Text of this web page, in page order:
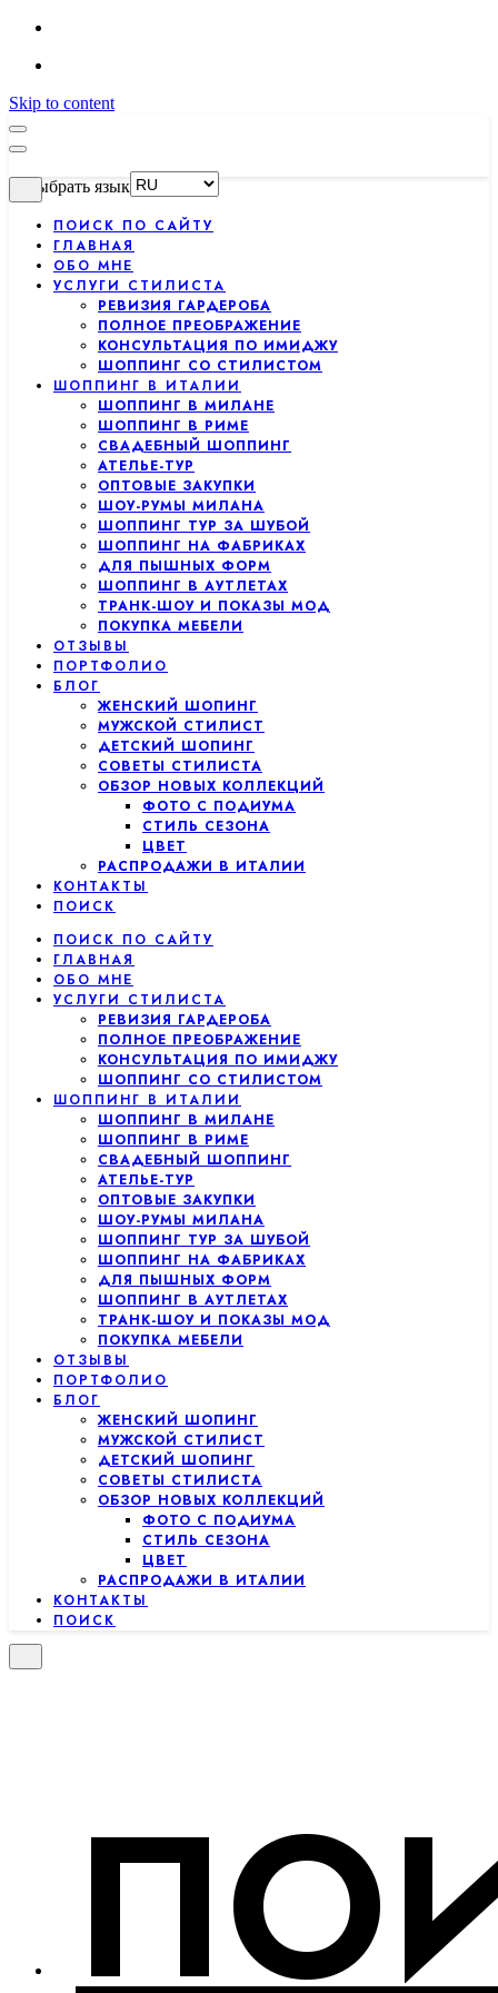
Skip to content
Выбрать язык
ПОИСК ПО САЙТУ
ГЛАВНАЯ
ОБО МНЕ
УСЛУГИ СТИЛИСТА
РЕВИЗИЯ ГАРДЕРОБА
ПОЛНОЕ ПРЕОБРАЖЕНИЕ
КОНСУЛЬТАЦИЯ ПО ИМИДЖУ
ШОППИНГ СО СТИЛИСТОМ
ШОППИНГ В ИТАЛИИ
ШОППИНГ В МИЛАНЕ
ШОППИНГ В РИМЕ
СВАДЕБНЫЙ ШОППИНГ
АТЕЛЬЕ-ТУР
ОПТОВЫЕ ЗАКУПКИ
ШОУ-РУМЫ МИЛАНА
ШОППИНГ ТУР ЗА ШУБОЙ
ШОППИНГ НА ФАБРИКАХ
ДЛЯ ПЫШНЫХ ФОРМ
ШОППИНГ В АУТЛЕТАХ
ТРАНК-ШОУ И ПОКАЗЫ МОД
ПОКУПКА МЕБЕЛИ
ОТЗЫВЫ
ПОРТФОЛИО
БЛОГ
ЖЕНСКИЙ ШОПИНГ
МУЖСКОЙ СТИЛИСТ
ДЕТСКИЙ ШОПИНГ
СОВЕТЫ СТИЛИСТА
ОБЗОР НОВЫХ КОЛЛЕКЦИЙ
ФОТО С ПОДИУМА
СТИЛЬ СЕЗОНА
ЦВЕТ
РАСПРОДАЖИ В ИТАЛИИ
КОНТАКТЫ
ПОИСК
ПОИСК ПО САЙТУ
ГЛАВНАЯ
ОБО МНЕ
УСЛУГИ СТИЛИСТА
РЕВИЗИЯ ГАРДЕРОБА
ПОЛНОЕ ПРЕОБРАЖЕНИЕ
КОНСУЛЬТАЦИЯ ПО ИМИДЖУ
ШОППИНГ СО СТИЛИСТОМ
ШОППИНГ В ИТАЛИИ
ШОППИНГ В МИЛАНЕ
ШОППИНГ В РИМЕ
СВАДЕБНЫЙ ШОППИНГ
АТЕЛЬЕ-ТУР
ОПТОВЫЕ ЗАКУПКИ
ШОУ-РУМЫ МИЛАНА
ШОППИНГ ТУР ЗА ШУБОЙ
ШОППИНГ НА ФАБРИКАХ
ДЛЯ ПЫШНЫХ ФОРМ
ШОППИНГ В АУТЛЕТАХ
ТРАНК-ШОУ И ПОКАЗЫ МОД
ПОКУПКА МЕБЕЛИ
ОТЗЫВЫ
ПОРТФОЛИО
БЛОГ
ЖЕНСКИЙ ШОПИНГ
МУЖСКОЙ СТИЛИСТ
ДЕТСКИЙ ШОПИНГ
СОВЕТЫ СТИЛИСТА
ОБЗОР НОВЫХ КОЛЛЕКЦИЙ
ФОТО С ПОДИУМА
СТИЛЬ СЕЗОНА
ЦВЕТ
РАСПРОДАЖИ В ИТАЛИИ
КОНТАКТЫ
ПОИСК